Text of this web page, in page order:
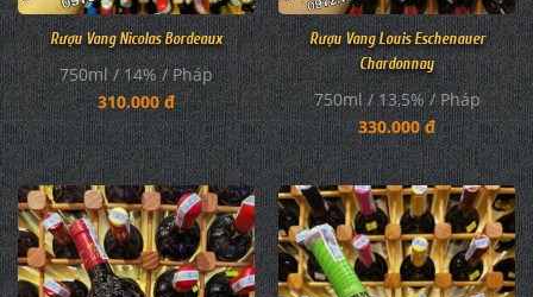
Rượu Vang Nicolas Bordeaux
750ml / 14% / Pháp
310.000 đ
Rượu Vang Louis Eschenauer
Chardonnay
750ml / 13,5% / Pháp
330.000 đ